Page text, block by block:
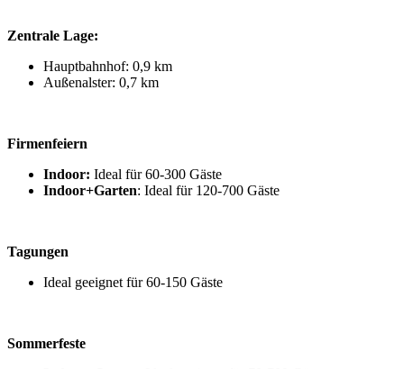
Zentrale Lage:
Hauptbahnhof: 0,9 km
Außenalster: 0,7 km
Firmenfeiern
Indoor: Ideal für 60-300 Gäste
Indoor+Garten: Ideal für 120-700 Gäste
Tagungen
Ideal geeignet für 60-150 Gäste
Sommerfeste